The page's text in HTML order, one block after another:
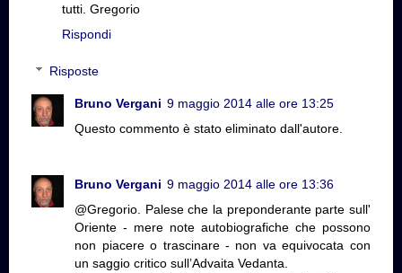
tutti. Gregorio
Rispondi
Risposte
Bruno Vergani 9 maggio 2014 alle ore 13:25
Questo commento è stato eliminato dall'autore.
Bruno Vergani 9 maggio 2014 alle ore 13:36
@Gregorio. Palese che la preponderante parte sull'
Oriente - mere note autobiografiche che possono
non piacere o trascinare - non va equivocata con
un saggio critico sull’Advaita Vedanta.